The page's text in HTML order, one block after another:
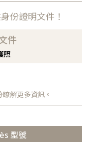
份證明文件！
件
照
解更多資訊。
型號